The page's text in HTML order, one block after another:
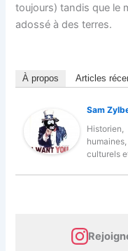
toujours) tandis que le
adossé à des terres.
À propos Articles
Sam
culturels